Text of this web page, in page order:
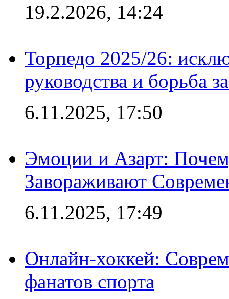
19.2.2026, 14:24
Торпедо 2025/26:
руководства и борьба
6.11.2025, 17:50
Эмоции и Азарт:
Завораживают
6.11.2025, 17:49
Онлайн-хоккей:
фанатов спорта